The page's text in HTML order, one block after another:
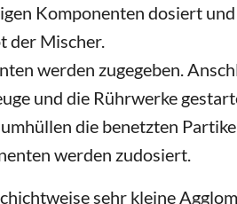
Komponenten dosiert
der Mischer.
werden zugegeben.
und die Rührwerke
die benetzten
werden zudosiert.
sehr kleine